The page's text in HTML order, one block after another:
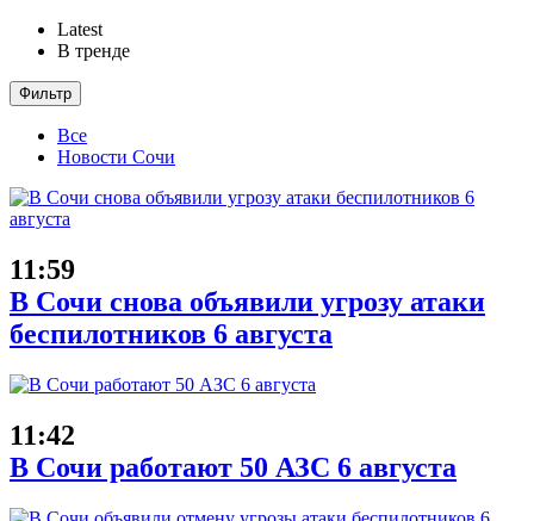
Latest
В тренде
Фильтр
Все
Новости Сочи
11:59
В Сочи снова объявили угрозу атаки
беспилотников 6 августа
11:42
В Сочи работают 50 АЗС 6 августа